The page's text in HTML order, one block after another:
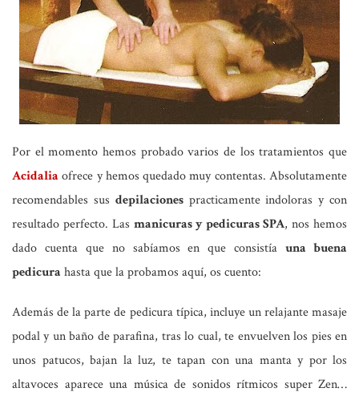
Por el momento hemos probado varios de los tratamientos que
Acidalia ofrece y hemos quedado muy contentas. Absolutamente
recomendables sus depilaciones practicamente indoloras y con
resultado perfecto. Las manicuras y pedicuras SPA, nos hemos
dado cuenta que no sabíamos en que consistíauna buena
pedicura hasta que la probamos aquí, os cuento:
Además de la parte de pedicura típica, incluye un relajante masaje
podal y un baño de parafina, tras lo cual, te envuelven los pies en
unos patucos, bajan la luz, te tapan con una manta y por los
altavoces aparece una música de sonidos rítmicos super Zen…